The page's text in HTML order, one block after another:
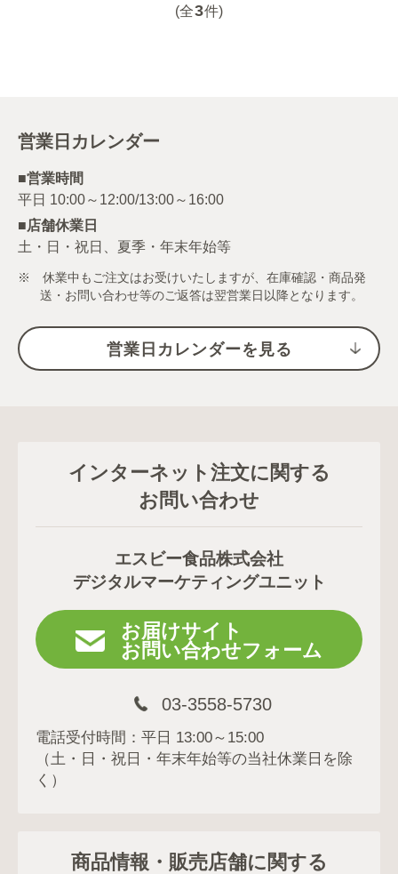
(全3件)
営業日カレンダー
■営業時間
■店舗休業日
土・日・祝日、夏季・年末年始等
※ 休業中もご注文はお受けいたしますが、在庫確認・商品発
送・お問い合わせ等のご返答は翌営業日以降となります。
営業日カレンダーを見る
インターネット注文に関する
お問い合わせ
エスビー食品株式会社
デジタルマーケティングユニット
お届けサイト
お問い合わせフォーム
03-3558-5730
電話受付時間：平日 13:00～15:00
（土・日・祝日・年末年始等の当社休業日を除
く）
商品情報・販売店舗に関する